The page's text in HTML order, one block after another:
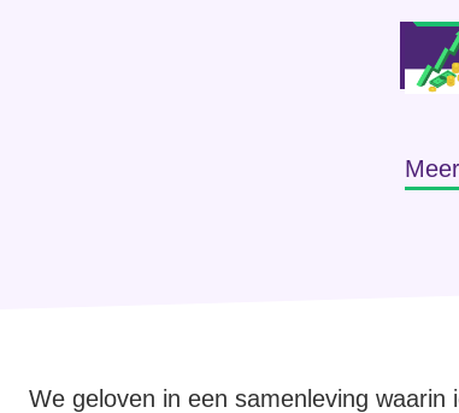
We geloven in een samenleving